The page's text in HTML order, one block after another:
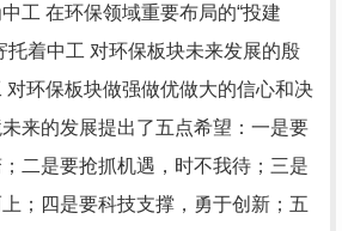
工 在环保领域重要布局的“投建
托着中工 对环保板块未来发展的殷
对环保板块做强做优做大的信心和决
来的发展提出了五点希望：一是要
二是要抢抓机遇，时不我待；三是
；四是要科技支撑，勇于创新；五